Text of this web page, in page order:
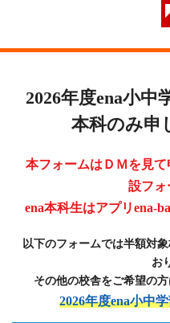
2026年度ena小中
本科のみ申
本フォームはＤＭを見
設フォ
ena本科生はアプリena-
以下のフォームでは半額対
お
その他の校舎をご希望の
2026年度ena小中